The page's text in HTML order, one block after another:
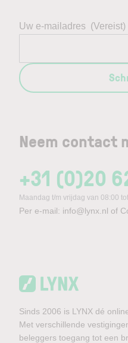
Neem contact
+31 (0)20
Maandag t/m vrijdag van 08:00
Per e-mail: info@lynx.nl of
Uw e-mailadres (Vereist)
Sinds 2006 is LYNX dé
Met verschillende
beleggers toegang tot een